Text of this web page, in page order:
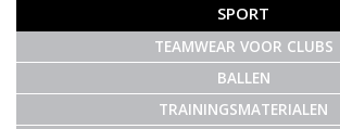
SPORT
TEAMWEAR VOOR CLUBS
BALLEN
TRAININGSMATERIALEN